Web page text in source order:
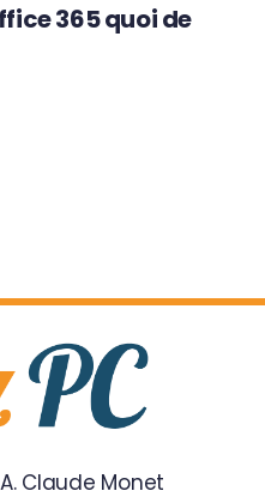
365 quoi de
Claude Monet